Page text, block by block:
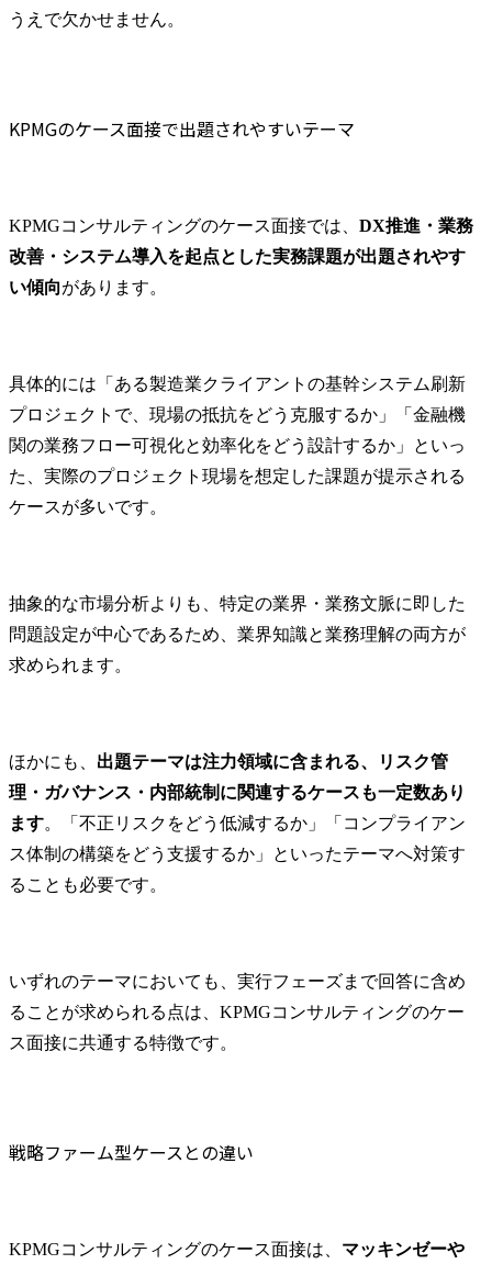
うえで欠かせません。
KPMGのケース面接で出題されやすいテーマ
KPMGコンサルティングのケース面接では、 DX推進・業務
改善・システム導入を起点とした実務課題が出題されやす
い傾向があります。
具体的には「ある製造業クライアントの基幹システム刷新
プロジェクトで、現場の抵抗をどう克服するか」「金融機
関の業務フロー可視化と効率化をどう設計するか」といっ
た、実際のプロジェクト現場を想定した課題が提示される
ケースが多いです。
抽象的な市場分析よりも、特定の業界・業務文脈に即した
問題設定が中心であるため、業界知識と業務理解の両方が
求められます。
ほかにも、 出題テーマは注力領域に含まれる、リスク管
理・ガバナンス・内部統制に関連するケースも一定数あり
ます。「不正リスクをどう低減するか」「コンプライアン
ス体制の構築をどう支援するか」といったテーマへ対策す
ることも必要です。
いずれのテーマにおいても、実行フェーズまで回答に含め
ることが求められる点は、KPMGコンサルティングのケー
ス面接に共通する特徴です。
戦略ファーム型ケースとの違い
KPMGコンサルティングのケース面接は、 マッキンゼーや